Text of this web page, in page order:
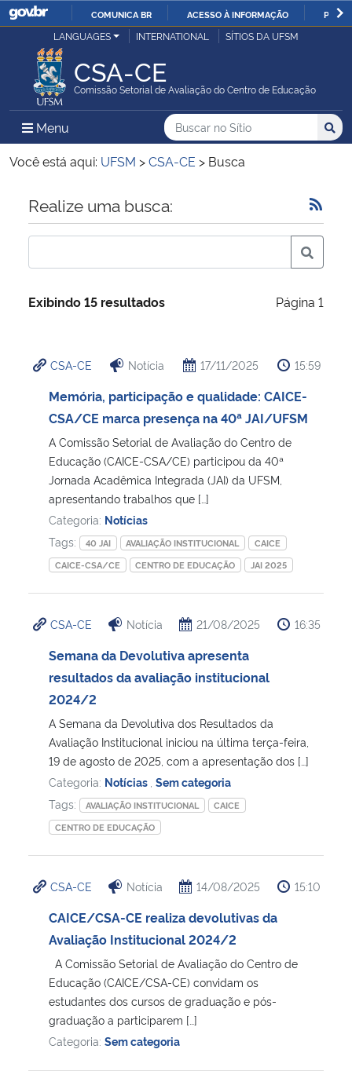
IR
COMUNICA BR ACESSO À INFORMAÇÃO
Ministério da Justiça e Segurança Pública
Ministério da Defesa
Ministério das Relações Exteriores
Ministério da Economia
Ministério da Infraestrutura
Ministério da Cidadania
Ministério de Minas e Energia
Ministério da Ciência, Tecnologia, Inovações e Comunicações
Ministério do Meio Ambiente
Ministério do Turismo
Ministério do Desenvolvimento Regional
Controladoria-Geral da União
Ministério da Mulher, da Família e dos Direitos Humanos
Secretaria-Geral
Secretaria de Governo
Gabinete de Segurança Institucional
LANGUAGES INTERNATIONAL SÍTIOS DA UFSM
CSA-CE
Comissão Setorial de Avaliação do Centro de Educação
Menu Menu Principal do Sítio
Busca
Buscar no no Sítio
Busca:
Você está aqui: UFSM >CSA-CE > Busca
Início do conteúdo
Realize uma busca:
Exibindo 15 resultados Página 1
CSA-CE Notícia 17/11/2025 15:59
Memória, participação e qualidade: CAICE-
CSA/CE marca presença na 40ª JAI/UFSM
A Comissão Setorial de Avaliação do Centro de
Educação (CAICE-CSA/CE) participou da 40ª
Jornada Acadêmica Integrada (JAI) da UFSM,
apresentando trabalhos que […]
Categoria: Notícias
Tags:
40 JAI AVALIAÇÃO INSTITUCIONAL
CAICE
CAICE-CSA/CE
CENTRO DE EDUCAÇÃO JAI 2025
CSA-CE Notícia 21/08/2025 16:35
Semana da Devolutiva apresenta
resultados da avaliação institucional
2024/2
A Semana da Devolutiva dos Resultados da
Avaliação Institucional iniciou na última terça-feira,
19 de agosto de 2025, com a apresentação dos […]
Categoria: Notícias Sem categoria
Tags:
AVALIAÇÃO INSTITUCIONAL
CAICE
CENTRO DE EDUCAÇÃO
CSA-CE Notícia 14/08/2025 15:10
CAICE/CSA-CE realiza devolutivas da
Avaliação Institucional 2024/2
A Comissão Setorial de Avaliação do Centro de
Educação (CAICE/CSA-CE) convidam os
estudantes dos cursos de graduação e pós-
graduação a participarem […]
Categoria: Sem categoria